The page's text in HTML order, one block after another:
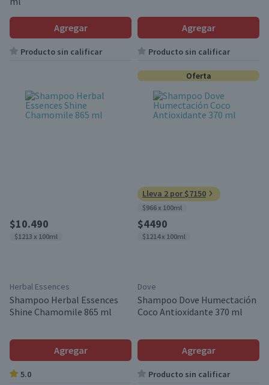
Agregar
Producto sin calificar
Agregar
Producto sin calificar
$10.490
$1213 x 100ml
Herbal Essences
Shampoo Herbal Essences
Shine Chamomile 865 ml
Agregar
5.0
Oferta
Lleva 2 por $7150
$966 x 100ml
$4490
$1214 x 100ml
Dove
Shampoo Dove Humectación
Coco Antioxidante 370 ml
Agregar
Producto sin calificar